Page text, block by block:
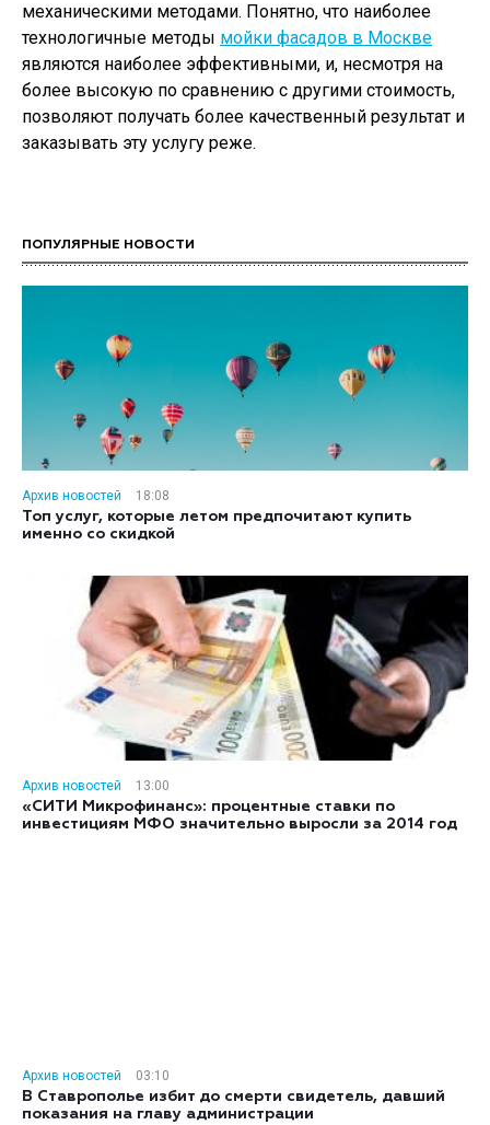
механическими методами. Понятно, что наиболее
технологичные методы мойки фасадов в Москве
являются наиболее эффективными, и, несмотря на
более высокую по сравнению с другими стоимость,
позволяют получать более качественный результат и
заказывать эту услугу реже.
ПОПУЛЯРНЫЕ НОВОСТИ
Архив новостей
18:08
Топ услуг, которые летом предпочитают купить
именно со скидкой
Архив новостей
13:00
«СИТИ Микрофинанс»: процентные ставки по
инвестициям МФО значительно выросли за 2014 год
Архив новостей
03:10
В Ставрополье избит до смерти свидетель, давший
показания на главу администрации